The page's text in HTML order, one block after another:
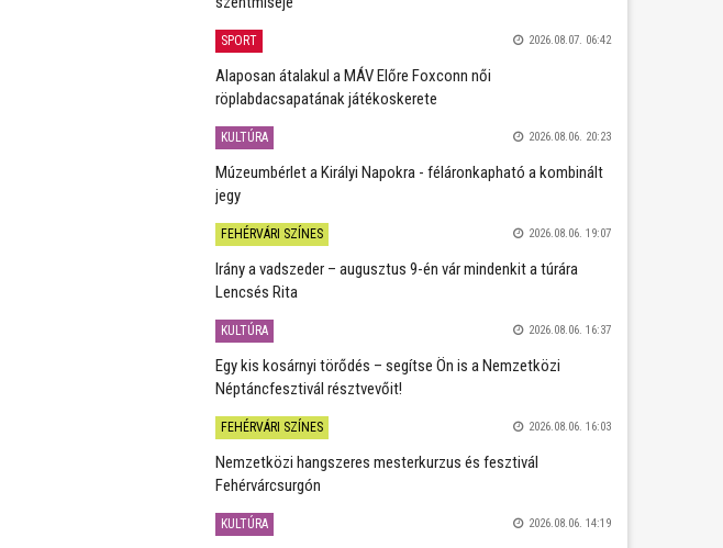
SPORT 2026.08.07. 06:42
Alaposan átalakul a MÁV Előre Foxconn női
röplabdacsapatának játékoskerete
KULTÚRA 2026.08.06. 20:23
Múzeumbérlet a Királyi Napokra - féláronkapható a kombinált
jegy
FEHÉRVÁRI SZÍNES 2026.08.06. 19:07
Irány a vadszeder – augusztus 9-én vár mindenkit a túrára
Lencsés Rita
KULTÚRA 2026.08.06. 16:37
Egy kis kosárnyi törődés – segítse Ön is a Nemzetközi
Néptáncfesztivál résztvevőit!
FEHÉRVÁRI SZÍNES 2026.08.06. 16:03
Nemzetközi hangszeres mesterkurzus és fesztivál
Fehérvárcsurgón
KULTÚRA 2026.08.06. 14:19